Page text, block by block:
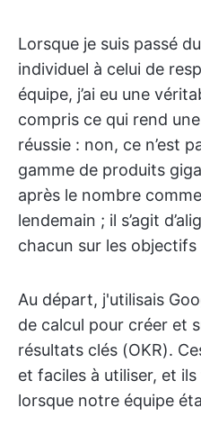
Lorsque je suis passé
individuel à celui de
équipe, j’ai eu une
compris ce qui rend
réussie : non, ce n’est
gamme de produits
après le nombre
lendemain ; il s’agit
chacun sur les objectifs
Au départ, j'utilisais
de calcul pour créer et
résultats clés (OKR).
et faciles à utiliser, et
lorsque notre équipe